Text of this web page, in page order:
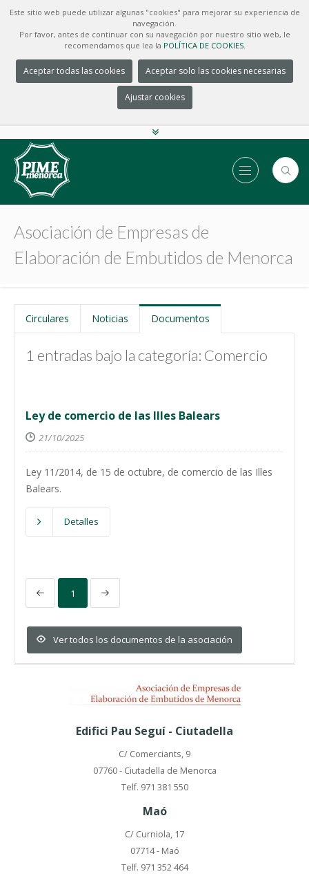
Este sitio web puede utilizar algunas "cookies" para mejorar su experiencia de
navegación.
Por favor, antes de continuar con su navegación por nuestro sitio web, le
recomendamos que lea la POLÍTICA DE COOKIES.
Aceptar todas las cookies Aceptar solo las cookies necesarias
Ajustar cookies
Asociación de Empresas de
Elaboración de Embutidos de Menorca
Circulares Noticias Documentos
1 entradas bajo la categoría: Comercio
Ley de comercio de las Illes Balears
21/10/2025
Ley 11/2014, de 15 de octubre, de comercio de las Illes
Balears.
Detalles
1
Ver todos los documentos de la asociación
Edifici Pau Seguí - Ciutadella
C/ Comerciants, 9
07760 - Ciutadella de Menorca
Telf. 971 381 550
Maó
C/ Curniola, 17
07714 - Maó
Telf. 971 352 464